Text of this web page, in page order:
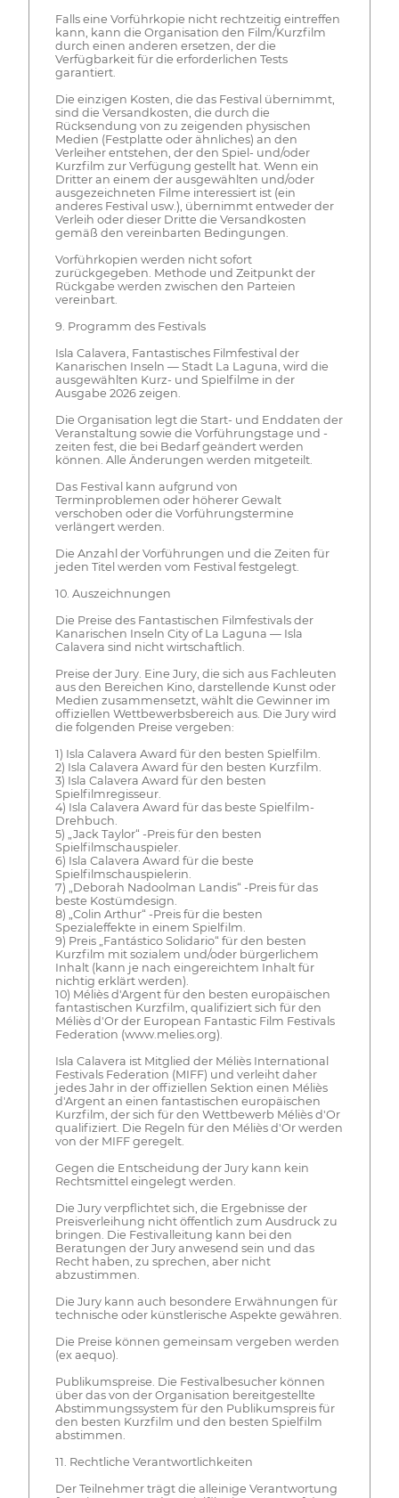
Falls eine Vorführkopie nicht rechtzeitig eintreffen
kann, kann die Organisation den Film/Kurzfilm
durch einen anderen ersetzen, der die
Verfügbarkeit für die erforderlichen Tests
garantiert.
Die einzigen Kosten, die das Festival übernimmt,
sind die Versandkosten, die durch die
Rücksendung von zu zeigenden physischen
Medien (Festplatte oder ähnliches) an den
Verleiher entstehen, der den Spiel- und/oder
Kurzfilm zur Verfügung gestellt hat. Wenn ein
Dritter an einem der ausgewählten und/oder
ausgezeichneten Filme interessiert ist (ein
anderes Festival usw.), übernimmt entweder der
Verleih oder dieser Dritte die Versandkosten
gemäß den vereinbarten Bedingungen.
Vorführkopien werden nicht sofort
zurückgegeben. Methode und Zeitpunkt der
Rückgabe werden zwischen den Parteien
vereinbart.
9. Programm des Festivals
Isla Calavera, Fantastisches Filmfestival der
Kanarischen Inseln — Stadt La Laguna, wird die
ausgewählten Kurz- und Spielfilme in der
Ausgabe 2026 zeigen.
Die Organisation legt die Start- und Enddaten der
Veranstaltung sowie die Vorführungstage und -
zeiten fest, die bei Bedarf geändert werden
können. Alle Änderungen werden mitgeteilt.
Das Festival kann aufgrund von
Terminproblemen oder höherer Gewalt
verschoben oder die Vorführungstermine
verlängert werden.
Die Anzahl der Vorführungen und die Zeiten für
jeden Titel werden vom Festival festgelegt.
10. Auszeichnungen
Die Preise des Fantastischen Filmfestivals der
Kanarischen Inseln City of La Laguna — Isla
Calavera sind nicht wirtschaftlich.
Preise der Jury. Eine Jury, die sich aus Fachleuten
aus den Bereichen Kino, darstellende Kunst oder
Medien zusammensetzt, wählt die Gewinner im
offiziellen Wettbewerbsbereich aus. Die Jury wird
die folgenden Preise vergeben:
1) Isla Calavera Award für den besten Spielfilm.
2) Isla Calavera Award für den besten Kurzfilm.
3) Isla Calavera Award für den besten
Spielfilmregisseur.
4) Isla Calavera Award für das beste Spielfilm-
Drehbuch.
5) „Jack Taylor“ -Preis für den besten
Spielfilmschauspieler.
6) Isla Calavera Award für die beste
Spielfilmschauspielerin.
7) „Deborah Nadoolman Landis“ -Preis für das
beste Kostümdesign.
8) „Colin Arthur“ -Preis für die besten
Spezialeffekte in einem Spielfilm.
9) Preis „Fantástico Solidario“ für den besten
Kurzfilm mit sozialem und/oder bürgerlichem
Inhalt (kann je nach eingereichtem Inhalt für
nichtig erklärt werden).
10) Méliès d'Argent für den besten europäischen
fantastischen Kurzfilm, qualifiziert sich für den
Méliès d'Or der European Fantastic Film Festivals
Federation (www.melies.org).
Isla Calavera ist Mitglied der Méliès International
Festivals Federation (MIFF) und verleiht daher
jedes Jahr in der offiziellen Sektion einen Méliès
d'Argent an einen fantastischen europäischen
Kurzfilm, der sich für den Wettbewerb Méliès d'Or
qualifiziert. Die Regeln für den Méliès d'Or werden
von der MIFF geregelt.
Gegen die Entscheidung der Jury kann kein
Rechtsmittel eingelegt werden.
Die Jury verpflichtet sich, die Ergebnisse der
Preisverleihung nicht öffentlich zum Ausdruck zu
bringen. Die Festivalleitung kann bei den
Beratungen der Jury anwesend sein und das
Recht haben, zu sprechen, aber nicht
abzustimmen.
Die Jury kann auch besondere Erwähnungen für
technische oder künstlerische Aspekte gewähren.
Die Preise können gemeinsam vergeben werden
(ex aequo).
Publikumspreise. Die Festivalbesucher können
über das von der Organisation bereitgestellte
Abstimmungssystem für den Publikumspreis für
den besten Kurzfilm und den besten Spielfilm
abstimmen.
11. Rechtliche Verantwortlichkeiten
Der Teilnehmer trägt die alleinige Verantwortung